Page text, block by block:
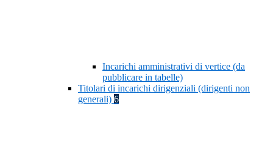
Incarichi amministrativi di vertice (da
pubblicare in tabelle)
Titolari di incarichi dirigenziali (dirigenti non
generali) 6